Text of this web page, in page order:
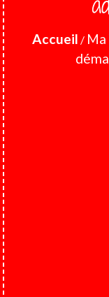
Accueil /